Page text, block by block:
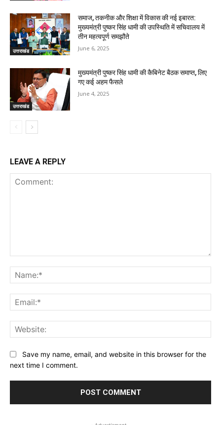
उत्तराखंड
समाज, तकनीक और शिक्षा में विकास की नई इबारत:
मुख्यमंत्री पुष्कर सिंह धामी की उपस्थिति में सचिवालय में
तीन महत्वपूर्ण समझौते
June 6, 2025
उत्तराखंड
मुख्यमंत्री पुष्कर सिंह धामी की कैबिनेट बैठक समाप्त, लिए
गए कई अहम फैसले
June 4, 2025
LEAVE A REPLY
Save my name, email, and website in this browser for the
next time I comment.